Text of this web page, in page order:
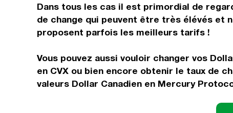
Dans tous les cas il est primordial de
de change qui peuvent être très élévés et
proposent parfois les meilleurs tarifs !
Vous pouvez aussi vouloir changer vos
en CVX ou bien encore obtenir le taux de
valeurs Dollar Canadien en Mercury